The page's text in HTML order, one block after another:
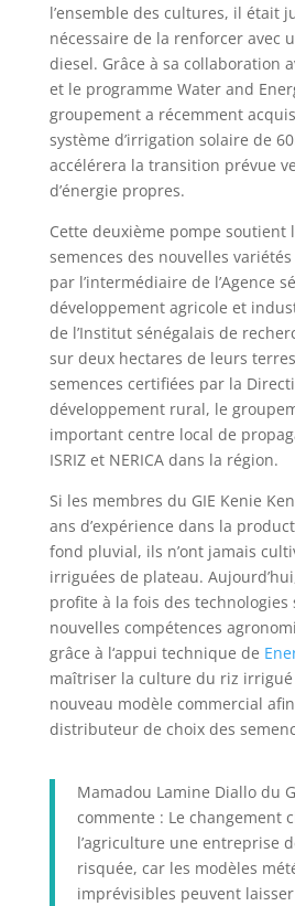
l’ensemble des cultures, il était
nécessaire de la renforcer avec
diesel. Grâce à sa collaboration
et le programme Water and
groupement a récemment
système d’irrigation solaire de
accélérera la transition prévue
d’énergie propres.
Cette deuxième pompe soutient
semences des nouvelles
par l’intermédiaire de l’Agence
développement agricole et
de l’Institut sénégalais de
sur deux hectares de leurs
semences certifiées par la
développement rural, le
important centre local de
ISRIZ et NERICA dans la région.
Si les membres du GIE Kenie
ans d’expérience dans la
fond pluvial, ils n’ont jamais
irriguées de plateau.
profite à la fois des technologies
nouvelles compétences
grâce à l‘appui technique de
maîtriser la culture du riz
nouveau modèle commercial
distributeur de choix des
Mamadou Lamine Diallo du
commente : Le changement
l’agriculture une entreprise
risquée, car les modèles
imprévisibles peuvent